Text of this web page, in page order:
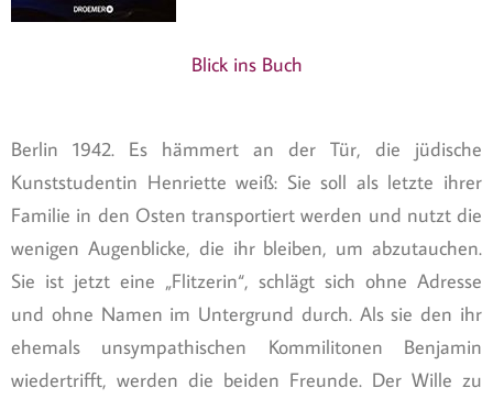
Blick ins Buch
Berlin 1942. Es hämmert an der Tür, die jüdische
Kunststudentin Henriette weiß: Sie soll als letzte ihrer
Familie in den Osten transportiert werden und nutzt die
wenigen Augenblicke, die ihr bleiben, um abzutauchen.
Sie ist jetzt eine „Flitzerin“, schlägt sich ohne Adresse
und ohne Namen im Untergrund durch. Als sie den ihr
ehemals unsympathischen Kommilitonen Benjamin
wiedertrifft, werden die beiden Freunde. Der Wille zu